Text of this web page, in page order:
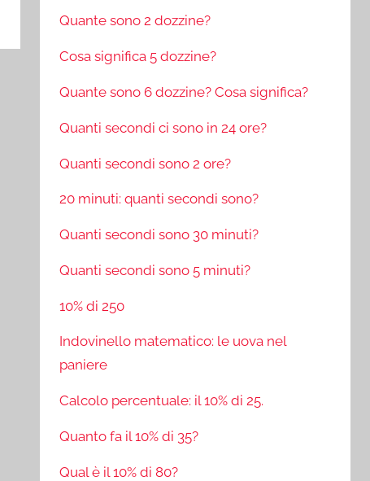
Quante sono 2 dozzine?
Cosa significa 5 dozzine?
Quante sono 6 dozzine? Cosa significa?
Quanti secondi ci sono in 24 ore?
Quanti secondi sono 2 ore?
20 minuti: quanti secondi sono?
Quanti secondi sono 30 minuti?
Quanti secondi sono 5 minuti?
10% di 250
Indovinello matematico: le uova nel
paniere
Calcolo percentuale: il 10% di 25.
Quanto fa il 10% di 35?
Qual è il 10% di 80?